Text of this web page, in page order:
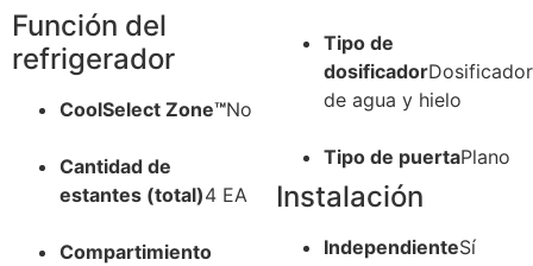
Función del
refrigerador
CoolSelect Zone™No
Cantidad de
estantes (total)4 EA
Compartimiento
Tipo de
dosificadorDosificador
de agua y hielo
Tipo de puertaPlano
Instalación
IndependienteSí